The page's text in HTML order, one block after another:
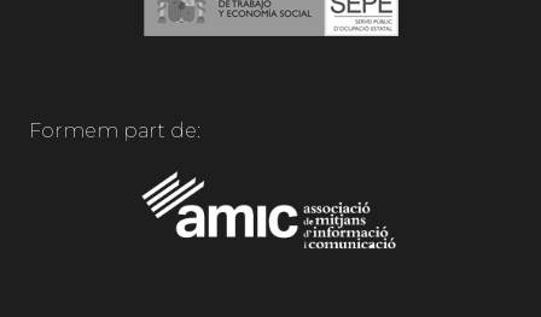
Formem part de: